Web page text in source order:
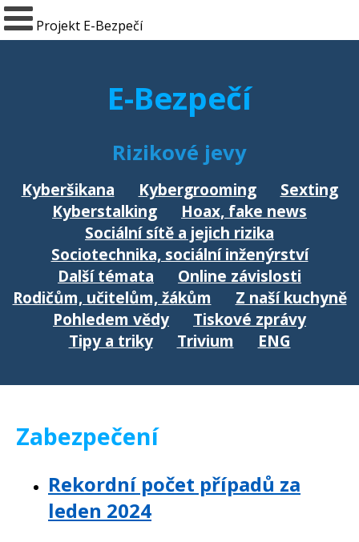
Projekt E-Bezpečí
E-Bezpečí
Rizikové jevy
Kyberšikana Kybergrooming
Sexting
Kyberstalking
Hoax, fake news
Sociální sítě a jejich rizika
Sociotechnika, sociální inženýrství
Další témata
Online závislosti
Rodičům, učitelům, žákům
Z naší kuchyně
Pohledem vědy
Tiskové zprávy
Tipy a triky
Trivium ENG
Zabezpečení
Rekordní počet případů za
leden 2024